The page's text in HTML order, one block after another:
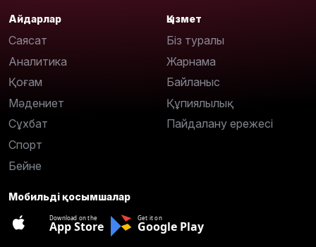
Айдарлар
Саясат
Аналитика
Қоғам
Мәдениет
Сұхбат
Спорт
Бейне
Қызмет
Біз туралы
Жарнама
Байланыс
Құпиялылық
Пайдалану ережесі
Мобильді қосымшалар
Download on the
App Store
Get it on
Google Play